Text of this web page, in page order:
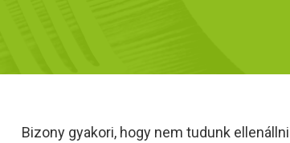
Bizony gyakori, hogy nem tudunk